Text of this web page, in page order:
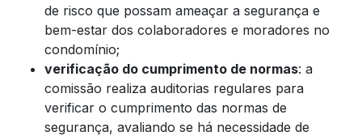
de risco que possam ameaçar a segurança e
bem-estar dos colaboradores e moradores no
condomínio;
verificação do cumprimento de normas: a
comissão realiza auditorias regulares para
verificar o cumprimento das normas de
segurança, avaliando se há necessidade de